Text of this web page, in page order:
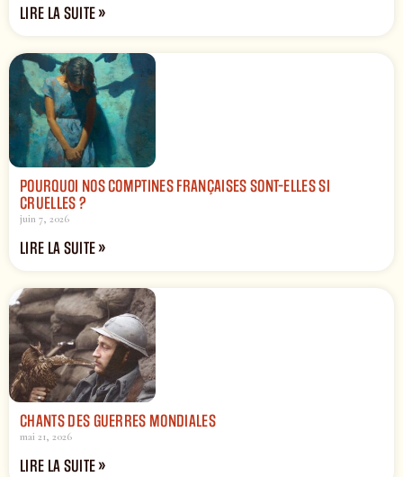
LIRE LA SUITE »
POURQUOI NOS COMPTINES FRANÇAISES SONT-ELLES SI
CRUELLES ?
juin 7, 2026
LIRE LA SUITE »
CHANTS DES GUERRES MONDIALES
mai 21, 2026
LIRE LA SUITE »